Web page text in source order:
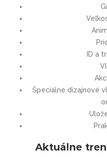
ID a
Špeciálne dizajnové
Aktuálne